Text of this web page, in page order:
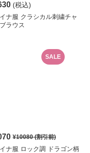
(税込)
ナ服 クラシカル刺繍チャ
ラウス
SALE
¥10080(割引前)
ナ服 ロック調 ドラゴン柄